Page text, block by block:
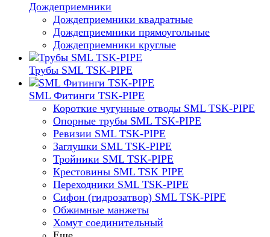
Дождеприемники
Дождеприемники квадратные
Дождеприемники прямоугольные
Дождеприемники круглые
Трубы SML TSK-PIPE
SML Фитинги TSK-PIPE
Короткие чугунные отводы SML TSK-PIPE
Опорные трубы SML TSK-PIPE
Ревизии SML TSK-PIPE
Заглушки SML TSK-PIPE
Тройники SML TSK-PIPE
Крестовины SML TSK PIPE
Переходники SML TSK-PIPE
Сифон (гидрозатвор) SML TSK-PIPE
Обжимные манжеты
Хомут соединительный